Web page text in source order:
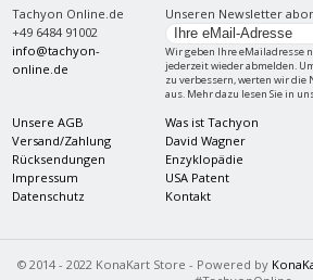
Tachyon Online.de
+49 6484 91002
info@tachyon-
online.de
Unseren Newsletter
Wir geben Ihre eMailadresse
jederzeit wieder abmelden.
zu verbessern, werten wir
aus. Mehr dazu lesen Sie in
Unsere AGB
Versand/Zahlung
Rücksendungen
Impressum
Datenschutz
Was ist Tachyon
David Wagner
Enzyklopädie
USA Patent
Kontakt
© 2014 - 2022 KonaKart Store - Powered by